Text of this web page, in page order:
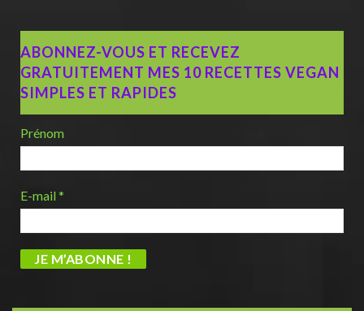
ABONNEZ-VOUS ET RECEVEZ
GRATUITEMENT MES 10 RECETTES VEGAN
SIMPLES ET RAPIDES
Prénom
E-mail*